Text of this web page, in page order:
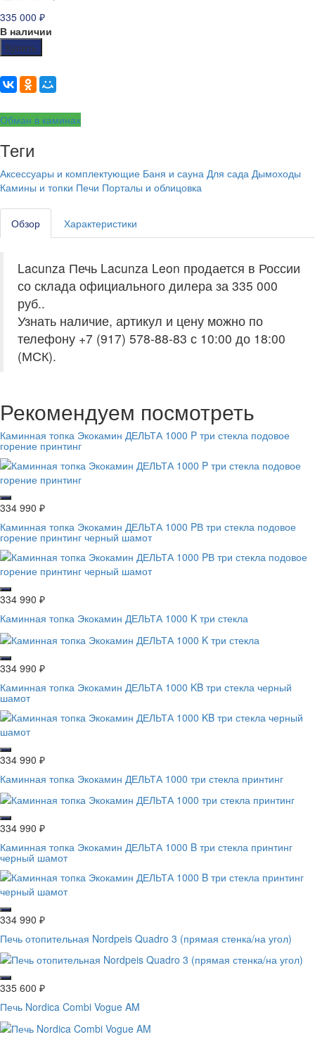
335 000 ₽
В наличии
Купить
Обман в каминах
Теги
Аксессуары и комплектующие Баня и сауна Для сада Дымоходы
Камины и топки Печи Порталы и облицовка
Обзор Характеристики
Lacunza Печь Lacunza Leon продается в России
со склада официального дилера за 335 000
руб..
Узнать наличие, артикул и цену можно по
телефону +7 (917) 578-88-83 с 10:00 до 18:00
(МСК).
Рекомендуем посмотреть
Каминная топка Экокамин ДЕЛЬТА 1000 P три стекла подовое
горение принтинг
334 990 ₽
Каминная топка Экокамин ДЕЛЬТА 1000 PВ три стекла подовое
горение принтинг черный шамот
334 990 ₽
Каминная топка Экокамин ДЕЛЬТА 1000 K три стекла
334 990 ₽
Каминная топка Экокамин ДЕЛЬТА 1000 KB три стекла черный
шамот
334 990 ₽
Каминная топка Экокамин ДЕЛЬТА 1000 три стекла принтинг
334 990 ₽
Каминная топка Экокамин ДЕЛЬТА 1000 B три стекла принтинг
черный шамот
334 990 ₽
Печь отопительная Nordpeis Quadro 3 (прямая стенка/на угол)
335 600 ₽
Печь Nordica Combi Vogue AM